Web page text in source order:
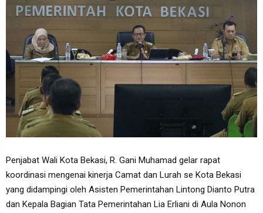
Penjabat Wali Kota Bekasi, R. Gani Muhamad gelar rapat
koordinasi mengenai kinerja Camat dan Lurah se Kota Bekasi
yang didampingi oleh Asisten Pemerintahan Lintong Dianto Putra
dan Kepala Bagian Tata Pemerintahan Lia Erliani di Aula Nonon